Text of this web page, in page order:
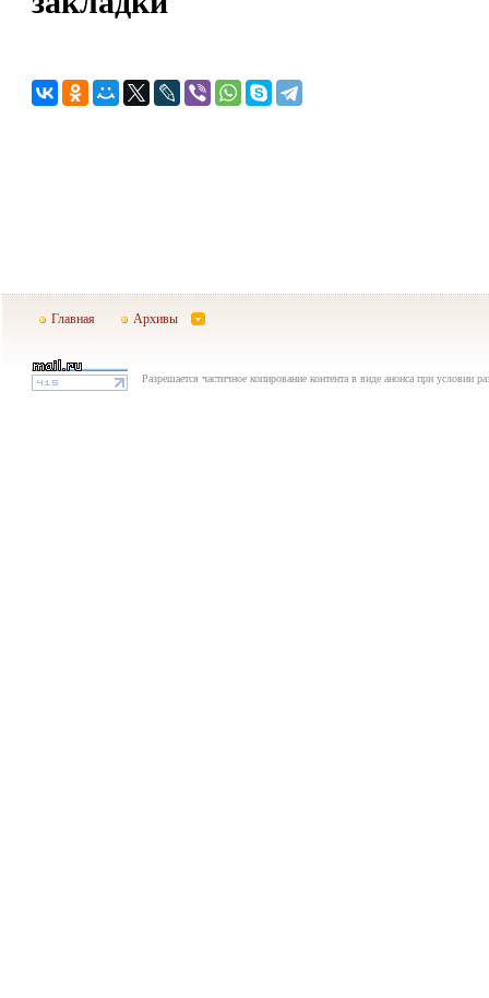
Главная Архивы
Разрешается частичное копирование контента в виде анонса при условии